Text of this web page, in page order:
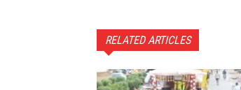
RELATED ARTICLES